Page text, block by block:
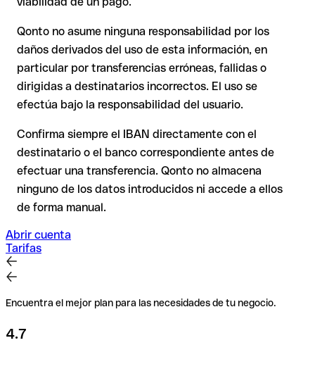
puede verificarla el propio Piraeus Bank Sa o mediante una
transferencia de prueba.
En transferencias internacionales fuera del espacio SEPA, la
recuperación es considerablemente más compleja y conlleva
comisiones .
Recomendación: Verifica cada IBAN antes de una
transferencia con nuestro IBAN Checker gratuito y, en caso
de duda, confírmalo directamente con el destinatario. Esta
precaución es especialmente importante con importes
elevados o nuevas relaciones comerciales.
Qonto no asume ninguna responsabilidad por los
daños derivados del uso de esta información, en
particular por transferencias erróneas, fallidas o
dirigidas a destinatarios incorrectos. El uso se
efectúa bajo la responsabilidad del usuario.
Confirma siempre el IBAN directamente con el
destinatario o el banco correspondiente antes de
efectuar una transferencia. Qonto no almacena
ninguno de los datos introducidos ni accede a ellos
de forma manual.
Abrir cuenta
Tarifas
Encuentra el mejor plan para las necesidades de tu negocio.
4.7